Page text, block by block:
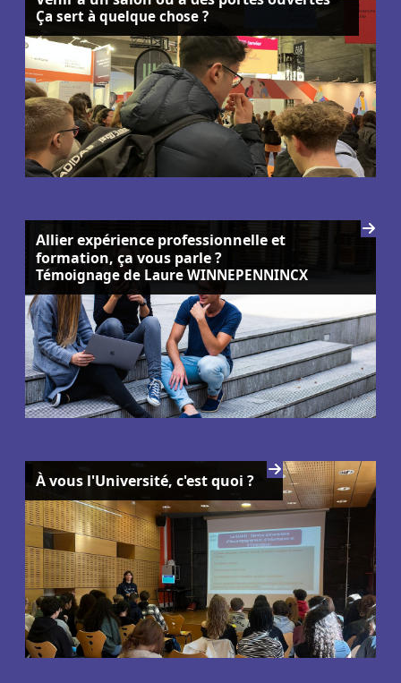
Ça sert à quelque chose ?
Allier expérience professionnelle et
formation, ça vous parle ?
Témoignage de Laure WINNEPENNINCX
À vous l'Université, c'est quoi ?